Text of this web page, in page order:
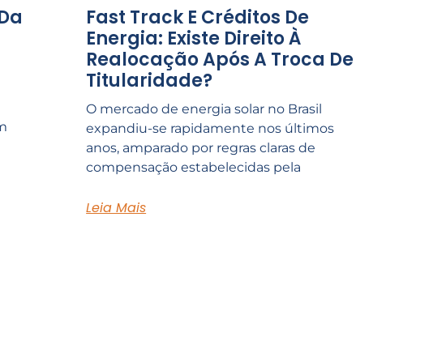
Fast Track E Créditos De
Energia: Existe Direito À
Realocação Após A Troca De
Titularidade?
O mercado de energia solar no Brasil
expandiu-se rapidamente nos últimos
anos, amparado por regras claras de
compensação estabelecidas pela
Leia Mais